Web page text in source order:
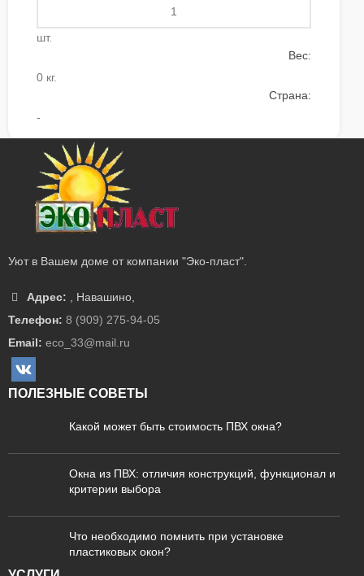
шт.
Вес:
0 кг.
Страна:
-
Уют в Вашем доме от компании "Эко-пласт".
Адрес: Навашино
Телефон: 8 (909) 275-94-05
Email: eco_33@mail.ru
ПОЛЕЗНЫЕ СОВЕТЫ
Какой может быть стоимость ПВХ окна?
Окна из ПВХ: отличия конструкций, функционал и
критерии выбора
Что необходимо помнить при установке
пластиковых окон?